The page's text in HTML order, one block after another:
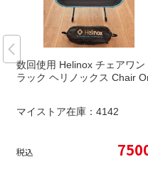
数回使用 Helinox チェアワン
ラック ヘリノックス Chair
マイストア在庫： 4142
税込